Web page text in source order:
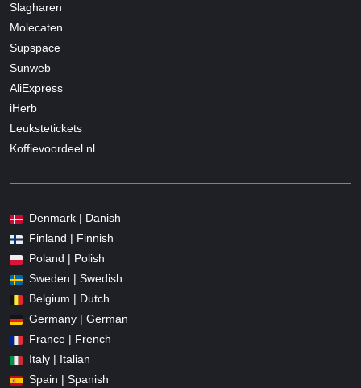
Slagharen
Molecaten
Supspace
Sunweb
AliExpress
iHerb
Leukstetickets
Koffievoordeel.nl
Denmark | Danish
Finland | Finnish
Poland | Polish
Sweden | Swedish
Belgium | Dutch
Germany | German
France | French
Italy | Italian
Spain | Spanish